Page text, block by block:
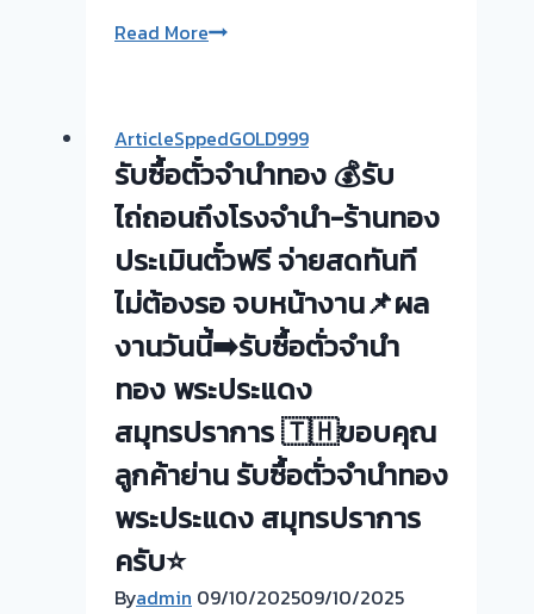
Read Moreรับ
ทอง
💰
รับ
ไถ่ถอน
ถึง
โรง
จำนำ-
ร้าน
ทอง
ประเมิน
ตั๋ว
ฟรี
จ่าย
สด
ไม่
ArticleSppedGOLD999
รับซื้อตั๋วจำนำทอง 💰รับ
ไถ่ถอนถึงโรงจำนำ-ร้านทอง
ประเมินตั๋วฟรี จ่ายสดทันที
ไม่ต้องรอ จบหน้างาน📌ผล
งานวันนี้➡️รับซื้อตั่วจำนำ
ทอง พระประแดง
สมุทรปราการ 🇹🇭ขอบคุณ
ลูกค้าย่าน รับซื้อตั่วจำนำทอง
พระประแดง สมุทรปราการ
ครับ⭐
Byadmin 09/10/202509/10/2025